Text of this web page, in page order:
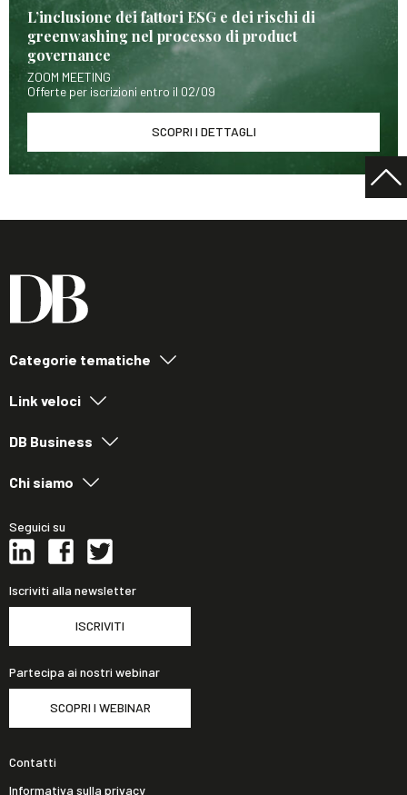
L’inclusione dei fattori ESG e dei rischi di
greenwashing nel processo di product
governance
ZOOM MEETING
Offerte per iscrizioni entro il 02/09
SCOPRI I DETTAGLI
Categorie tematiche
Link veloci
DB Business
Chi siamo
Seguici su
Iscriviti alla newsletter
ISCRIVITI
Partecipa ai nostri webinar
SCOPRI I WEBINAR
Contatti
Informativa sulla privacy